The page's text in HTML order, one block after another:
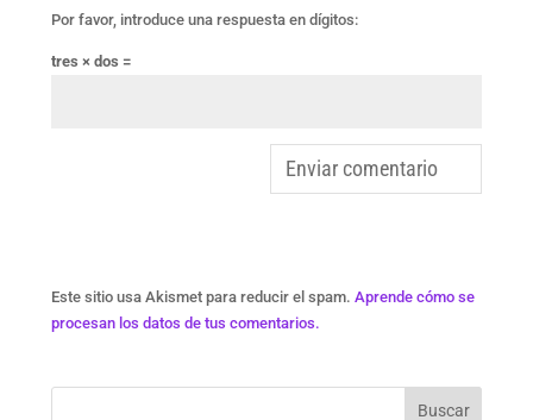
Por favor, introduce una respuesta en dígitos:
tres × dos =
Este sitio usa Akismet para reducir el spam. Aprende cómo se
procesan los datos de tus comentarios.